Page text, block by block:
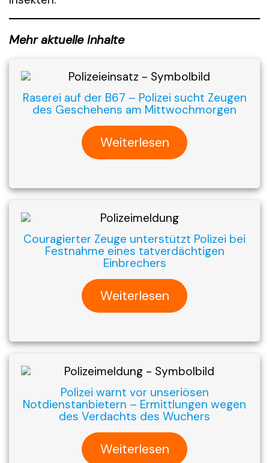
Mehr aktuelle Inhalte
Raserei auf der B67 – Polizei sucht Zeugen
des Geschehens am Mittwochmorgen
Weiterlesen
Couragierter Zeuge unterstützt Polizei bei
Festnahme eines tatverdächtigen
Einbrechers
Weiterlesen
Polizei warnt vor unseriösen
Notdienstanbietern – Ermittlungen wegen
des Verdachts des Wuchers
Weiterlesen